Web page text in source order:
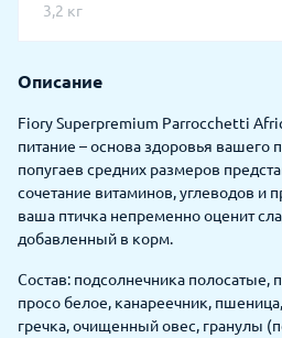
3,2 кг
Описание
Fiory Superpremium Parrocchetti
питание – основа здоровья вашего
попугаев средних размеров
сочетание витаминов, углеводов и
ваша птичка непременно оценит
добавленный в корм.
Состав: подсолнечника полосатые,
просо белое, канареечник,
гречка, очищенный овес, гранулы